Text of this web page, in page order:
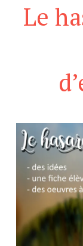
Le